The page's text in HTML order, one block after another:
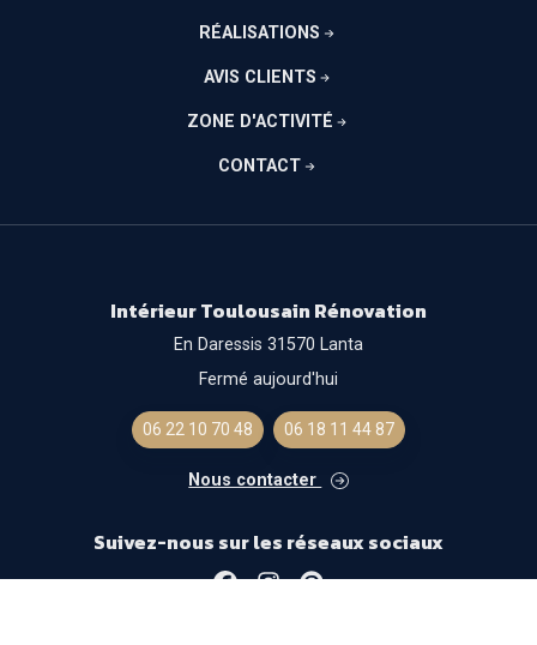
RÉALISATIONS
AVIS CLIENTS
ZONE D'ACTIVITÉ
CONTACT
Intérieur Toulousain Rénovation
En Daressis 31570 Lanta
Fermé aujourd'hui
06 22 10 70 48 06 18 11 44 87
Nous contacter
Suivez-nous sur les réseaux sociaux
FacebookInstagramPinterest